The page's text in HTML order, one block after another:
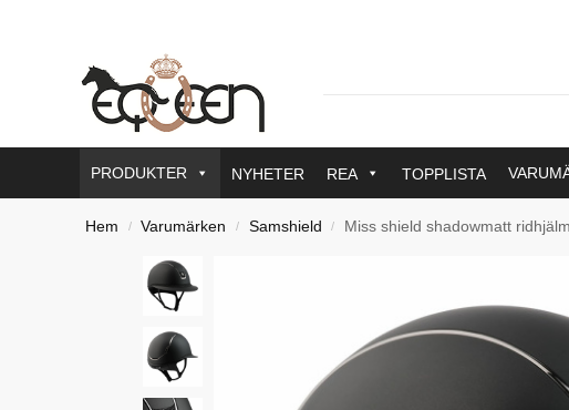
PRODUKTER NYHETER REA TOPPLISTA
Hem / Varumärken / Samshield / Miss shield shadowmatt